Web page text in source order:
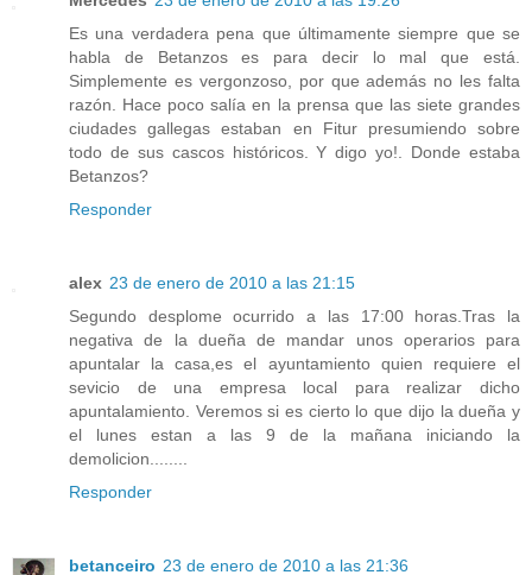
Es una verdadera pena que últimamente siempre que se
habla de Betanzos es para decir lo mal que está.
Simplemente es vergonzoso, por que además no les falta
razón. Hace poco salía en la prensa que las siete grandes
ciudades gallegas estaban en Fitur presumiendo sobre
todo de sus cascos históricos. Y digo yo!. Donde estaba
Betanzos?
Responder
alex 23 de enero de 2010 a las 21:15
Segundo desplome ocurrido a las 17:00 horas.Tras la
negativa de la dueña de mandar unos operarios para
apuntalar la casa,es el ayuntamiento quien requiere el
sevicio de una empresa local para realizar dicho
apuntalamiento. Veremos si es cierto lo que dijo la dueña y
el lunes estan a las 9 de la mañana iniciando la
demolicion........
Responder
betanceiro 23 de enero de 2010 a las 21:36